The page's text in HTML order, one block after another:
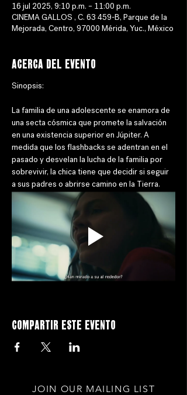
16 jul 2025, 9:10 p.m. – 11:00 p.m.
CINEMA GALLOS , C. 63 459-B, Parque de la
Mejorada, Centro, 97000 Mérida, Yuc., México
Acerca del evento
Sinopsis:
La familia de una adolescente se enamora de
una secta cósmica que promete la salvación
en una existencia superior en Júpiter. A
medida que los flashbacks se adentran en el
pasado y desvelan la lucha de la familia por
sobrevivir, la chica tiene que decidir si seguir
a sus padres o abrirse camino en la Tierra.
Compartir este evento
JOIN OUR MAILING LIST